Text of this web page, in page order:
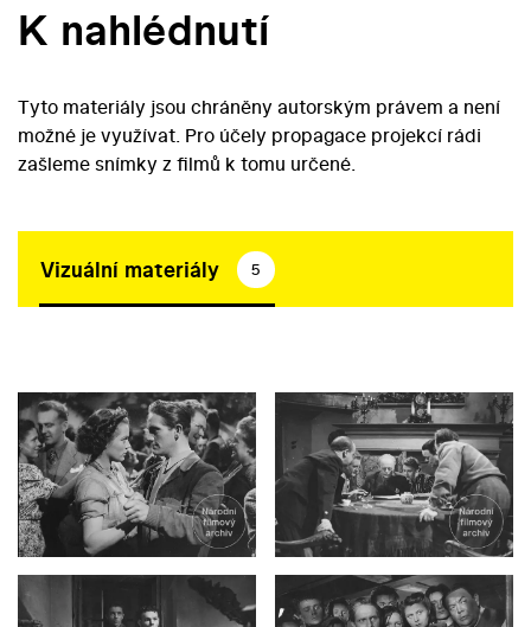
K nahlédnutí
Tyto materiály jsou chráněny autorským právem a není
možné je využívat. Pro účely propagace projekcí rádi
zašleme snímky z filmů k tomu určené.
Vizuální materiály 5